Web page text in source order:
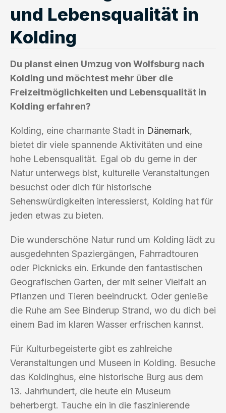
und Lebensqualität in
Kolding
Du planst einen Umzug von Wolfsburg nach
Kolding und möchtest mehr über die
Freizeitmöglichkeiten und Lebensqualität in
Kolding erfahren?
Kolding, eine charmante Stadt in Dänemark,
bietet dir viele spannende Aktivitäten und eine
hohe Lebensqualität. Egal ob du gerne in der
Natur unterwegs bist, kulturelle Veranstaltungen
besuchst oder dich für historische
Sehenswürdigkeiten interessierst, Kolding hat für
jeden etwas zu bieten.
Die wunderschöne Natur rund um Kolding lädt zu
ausgedehnten Spaziergängen, Fahrradtouren
oder Picknicks ein. Erkunde den fantastischen
Geografischen Garten, der mit seiner Vielfalt an
Pflanzen und Tieren beeindruckt. Oder genieße
die Ruhe am See Binderup Strand, wo du dich bei
einem Bad im klaren Wasser erfrischen kannst.
Für Kulturbegeisterte gibt es zahlreiche
Veranstaltungen und Museen in Kolding. Besuche
das Koldinghus, eine historische Burg aus dem
13. Jahrhundert, die heute ein Museum
beherbergt. Tauche ein in die faszinierende